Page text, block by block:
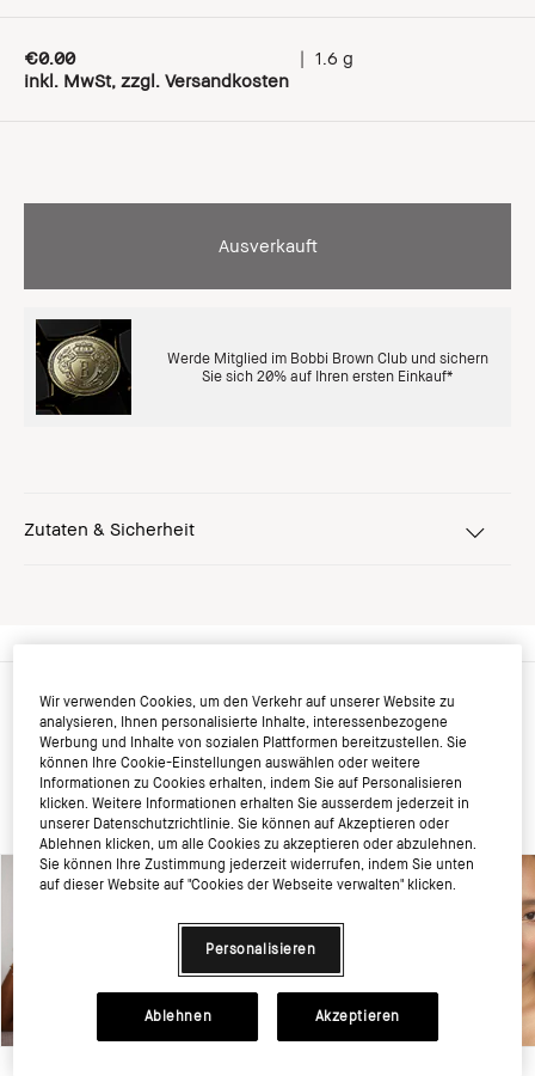
€0.00
inkl. MwSt, zzgl. Versandkosten
| 1.6 g
Ausverkauft
Werde Mitglied im Bobbi Brown Club und sichern
Sie sich 20% auf Ihren ersten Einkauf*
Zutaten & Sicherheit
FOTOS VON KUNDEN
Wir verwenden Cookies, um den Verkehr auf unserer Website zu
analysieren, Ihnen personalisierte Inhalte, interessenbezogene
Werbung und Inhalte von sozialen Plattformen bereitzustellen. Sie
können Ihre Cookie-Einstellungen auswählen oder weitere
Informationen zu Cookies erhalten, indem Sie auf Personalisieren
klicken. Weitere Informationen erhalten Sie ausserdem jederzeit in
unserer Datenschutzrichtlinie. Sie können auf Akzeptieren oder
Ablehnen klicken, um alle Cookies zu akzeptieren oder abzulehnen.
Sie können Ihre Zustimmung jederzeit widerrufen, indem Sie unten
auf dieser Website auf "Cookies der Webseite verwalten" klicken.
Personalisieren
Ablehnen Akzeptieren